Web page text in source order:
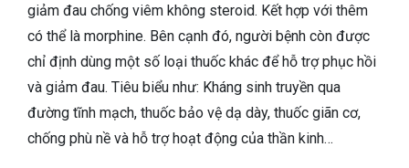
giảm đau chống viêm không steroid. Kết hợp với thêm
có thể là morphine. Bên cạnh đó, người bệnh còn được
chỉ định dùng một số loại thuốc khác để hỗ trợ phục hồi
và giảm đau. Tiêu biểu như: Kháng sinh truyền qua
đường tĩnh mạch, thuốc bảo vệ dạ dày, thuốc giãn cơ,
chống phù nề và hỗ trợ hoạt động của thần kinh…